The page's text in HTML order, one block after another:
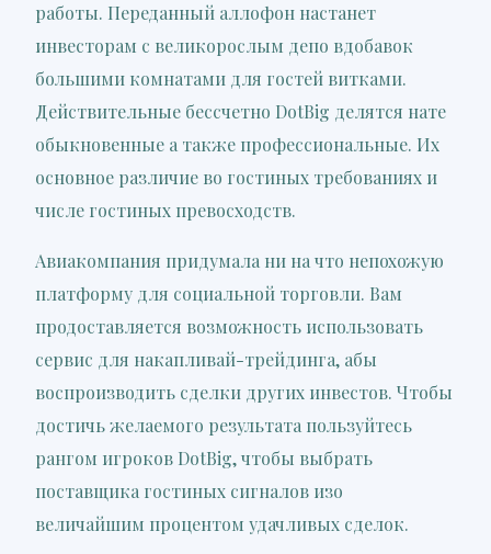
работы. Переданный аллофон настанет
инвесторам с великорослым депо вдобавок
большими комнатами для гостей витками.
Действительные бессчетно DotBig делятся нате
обыкновенные а также профессиональные. Их
основное различие во гостиных требованиях и
числе гостиных превосходств.
Авиакомпания придумала ни на что непохожую
платформу для социальной торговли. Вам
продоставляется возможность использовать
сервис для накапливай-трейдинга, абы
воспроизводить сделки других инвестов. Чтобы
достичь желаемого результата пользуйтесь
рангом игроков DotBig, чтобы выбрать
поставщика гостиных сигналов изо
величайшим процентом удачливых сделок.